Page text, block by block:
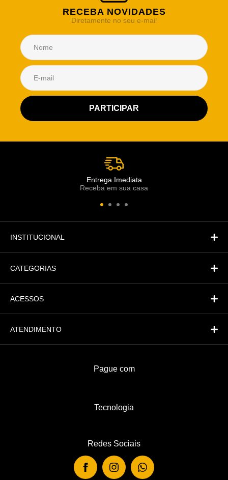
RECEBA NOVIDADES
Diretamente no seu e-mail
Entrega Imediata
Receba em sua casa
INSTITUCIONAL
CATEGORIAS
ACESSOS
ATENDIMENTO
Pague com
Tecnologia
Redes Sociais
Atendimento Rei de Casa